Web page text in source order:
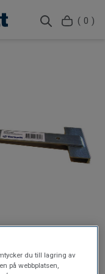
( 0 )
du till lagring av
på webbplatsen,